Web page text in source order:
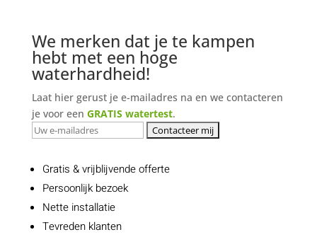
We merken dat je te kampen
hebt met een hoge
waterhardheid!
Laat hier gerust je e-mailadres na en we contacteren
je voor een GRATIS watertest.
Gratis & vrijblijvende offerte
Persoonlijk bezoek
Nette installatie
Tevreden klanten